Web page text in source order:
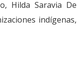
Hilda Saravia De
indígenas,